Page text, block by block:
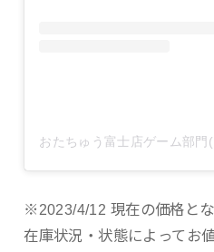
※2023/4/12 現在の価格とな
在庫状況・状態によってお